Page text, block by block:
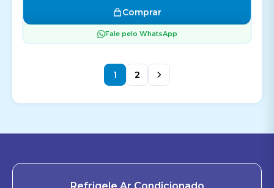
Comprar
Fale pelo WhatsApp
1 2